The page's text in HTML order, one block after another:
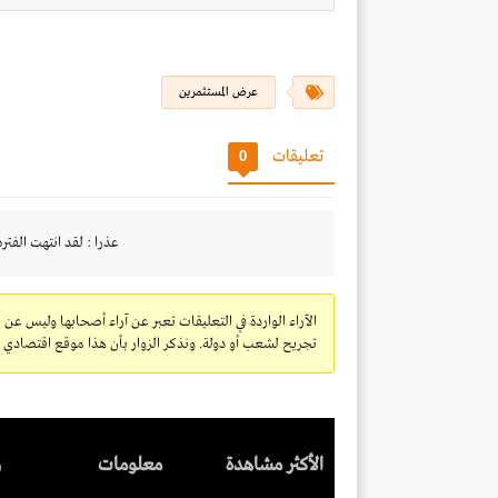
عرض المستثمرين
تعليقات 0
عذرا : لقد انتهت
الآراء الواردة في التعليقات تعبر عن آراء أصحابها وليس
تجريح لشعب أو دولة. ونذكر الزوار بأن هذا موقع اقتصادي
الأكثر مشاهدة معلومات